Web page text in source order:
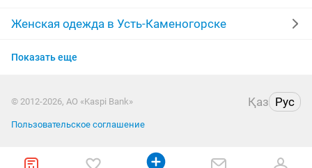
дубленки женские парка куртка юбка
пиджаки
Женская одежда в Усть-Каменогорске
Женская одежда в Актобе
Женская одежда в Павлодаре
Женская одежда в Уральске
Показать еще
© 2012-2026, АО «Kaspi Bank» Қаз Рус
Пользовательское соглашение